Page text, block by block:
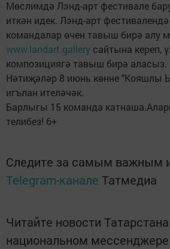
Мөслимдә Лэнд-арт фестивале
иткән идек. Лэнд-арт
командалар өчен тавыш бирә алу
www.landart.gallery сайтына кереп,
композициягә тавыш бирә аласыз.
Нәтиҗәләр 8 июнь көнне "Кояшлы
игълан ителәчәк.
Барлыгы 15 команда
телибез! 6+
Следите за самым важным
Telegram-канале Татмедиа
Читайте новости
национальном